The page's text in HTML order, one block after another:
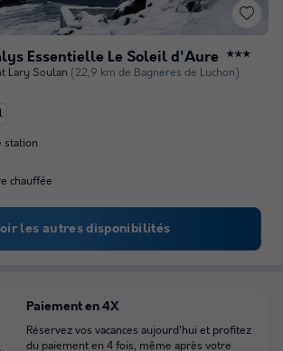
Essentielle Le Soleil d'Aure ★★★
Lary Soulan (22,9 km de Bagneres de Luchon)
station
chauffée
les autres disponibilités
Paiement en 4X
Réservez vos vacances aujourd'hui et profitez
du paiement en 4 fois, même après votre